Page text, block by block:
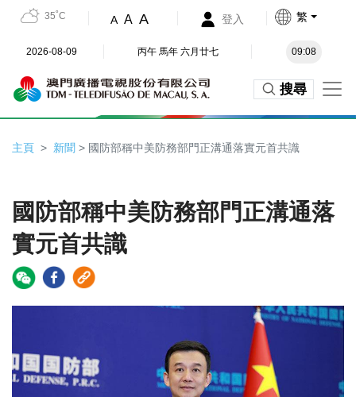
35˚C A A A 登入 繁
2026-08-09 丙午 馬年 六月廿七 09:08
搜尋
主頁 新聞 > 國防部稱中美防務部門正溝通落實元首共識
國防部稱中美防務部門正溝通落
實元首共識